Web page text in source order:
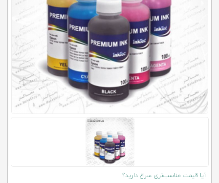
محاشاپ
آیا قیمت مناسب‌تری سراغ دارید؟